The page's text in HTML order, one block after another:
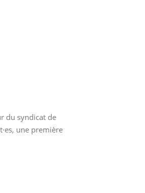
du syndicat de
une première